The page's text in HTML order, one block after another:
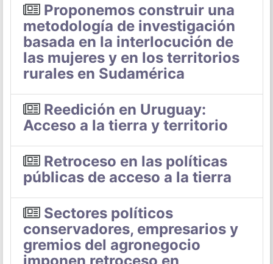
Proponemos construir una
metodología de investigación
basada en la interlocución de
las mujeres y en los territorios
rurales en Sudamérica
Reedición en Uruguay:
Acceso a la tierra y territorio
Retroceso en las políticas
públicas de acceso a la tierra
Sectores políticos
conservadores, empresarios y
gremios del agronegocio